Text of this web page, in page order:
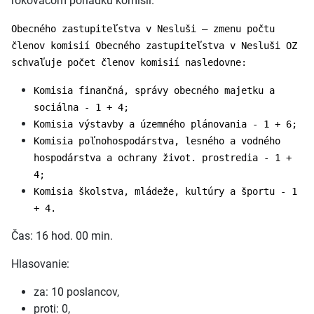
Obecného zastupiteľstva v Nesluši – zmenu počtu
členov komisií Obecného zastupiteľstva v Nesluši OZ
schvaľuje počet členov komisií nasledovne:
Komisia finančná, správy obecného majetku a
sociálna - 1 + 4;
Komisia výstavby a územného plánovania - 1 + 6;
Komisia poľnohospodárstva, lesného a vodného
hospodárstva a ochrany život. prostredia - 1 +
4;
Komisia školstva, mládeže, kultúry a športu - 1
+ 4.
Čas: 16 hod. 00 min.
Hlasovanie:
za: 10 poslancov,
proti: 0,